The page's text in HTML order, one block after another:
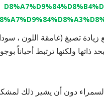
تصبغ (غامقة اللون ،
ذاتها ولكنها ترتبط أحياناً
دون أن يشير ذلك